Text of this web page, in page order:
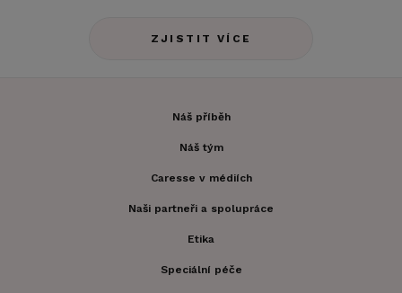
ZJISTIT VÍCE
Náš příběh
Náš tým
Caresse v médiích
Naši partneři a spolupráce
Etika
Speciální péče